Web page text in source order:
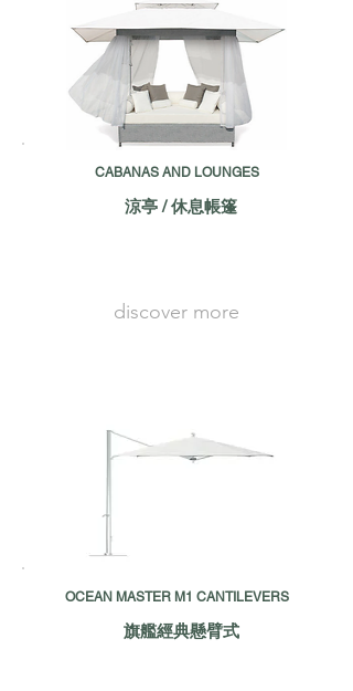
CABANAS AND LOUNGES
涼亭 / 休息帳篷
discover more
OCEAN MASTER M1 CANTILEVERS
旗艦經典懸臂式